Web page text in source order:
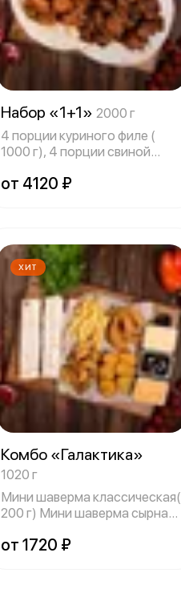
Набор «1+1» 2000 г
4 порции куриного филе (
1000 г), 4 порции свиной
от 4120 ₽
ХИТ
Комбо «Галактика»
1020 г
Мини шаверма классическая(
200 г) Мини шаверма сырная (
от 1720 ₽